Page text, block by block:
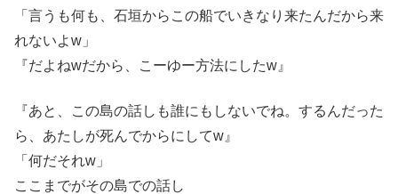
「言うも何も、石垣からこの船でいきなり来たんだから来
れないよw」
『だよねwだから、こーゆー方法にしたw』
『あと、この島の話しも誰にもしないでね。するんだった
ら、あたしが死んでからにしてw』
「何だそれw」
ここまでがその島での話し